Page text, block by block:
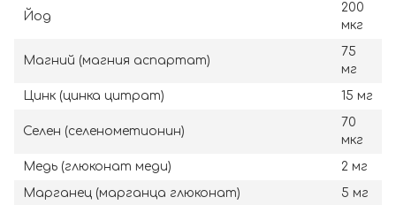
Йод
200
мкг
Магний (магния аспартат)
75
мг
Цинк (цинка цитрат)
15 мг
Селен (селенометионин)
70
мкг
Медь (глюконат меди)
2 мг
Марганец (марганца глюконат)
5 мг